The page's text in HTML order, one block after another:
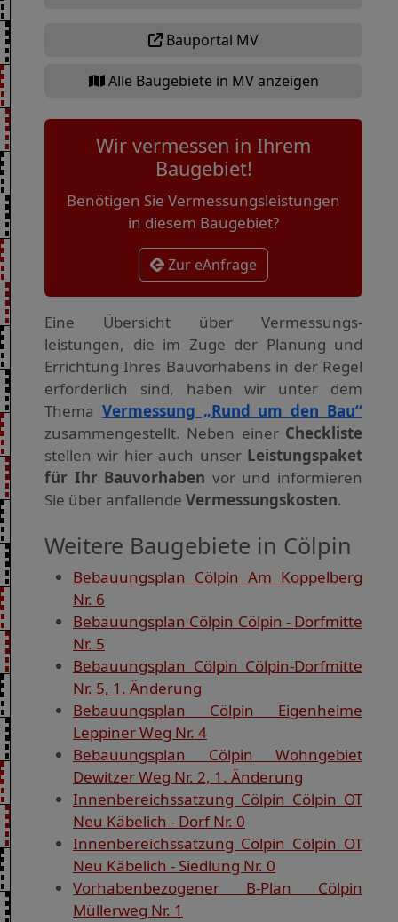
Bauportal MV
Alle Baugebiete in MV anzeigen
Wir vermessen in Ihrem
Baugebiet!
Benötigen Sie Vermessungsleistungen
in diesem Baugebiet?
Zur eAnfrage
Eine Übersicht über Vermessungs­
leistungen, die im Zuge der Planung und
Errichtung Ihres Bauvorhabens in der Regel
erforderlich sind, haben wir unter dem
Thema Vermessung „Rund um den Bau“
zusammengestellt. Neben einer Checkliste
stellen wir hier auch unser Leistungspaket
für Ihr Bauvorhaben vor und informieren
Sie über anfallende Vermessungskosten.
Weitere Baugebiete in Cölpin
Bebauungsplan Cölpin Am Koppelberg
Nr. 6
Bebauungsplan Cölpin Cölpin - Dorfmitte
Nr. 5
Bebauungsplan Cölpin Cölpin-Dorfmitte
Nr. 5, 1. Änderung
Bebauungsplan Cölpin Eigenheime
Leppiner Weg Nr. 4
Bebauungsplan Cölpin Wohngebiet
Dewitzer Weg Nr. 2, 1. Änderung
Innenbereichssatzung Cölpin Cölpin OT
Neu Käbelich - Dorf Nr. 0
Innenbereichssatzung Cölpin Cölpin OT
Neu Käbelich - Siedlung Nr. 0
Vorhabenbezogener B-Plan Cölpin
Müllerweg Nr. 1